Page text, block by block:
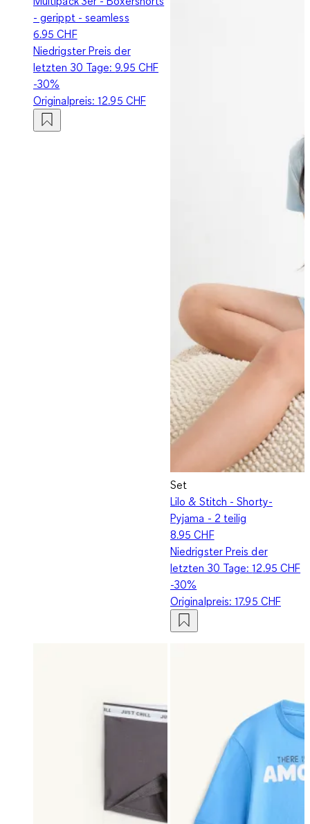
- gerippt - seamless
6.95 CHF
Niedrigster Preis der
letzten 30 Tage:9.95 CHF
-30%
Originalpreis:12.95 CHF
Set
Lilo & Stitch - Shorty-
Pyjama - 2 teilig
8.95 CHF
Niedrigster Preis der
letzten 30 Tage:12.95 CHF
-30%
Originalpreis:17.95 CHF